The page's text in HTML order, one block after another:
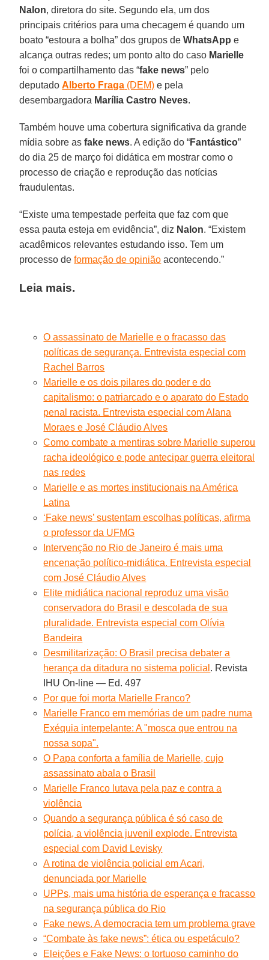
Nalon, diretora do site. Segundo ela, um dos
principais critérios para uma checagem é quando um
boato “estoura a bolha” dos grupos deWhatsApp e
alcança outras redes; um ponto alto do caso Marielle
foi o compartilhamento das “fake news” pelo
deputadoAlberto Fraga (DEM) e pela
desembargadora Marília Castro Neves.
Também houve uma cobertura significativa da grande
mídia sobre asfake news. A edição do “Fantástico”
do dia 25 de março foi didática em mostrar como o
processo de criação e reprodução das notícias
fraudulentas.
“Existe uma tempestade perfeita que faz com que
essa pauta esteja em evidência”, diz Nalon. “Existem
acadêmicos relevantes estudando isso. Tem um
processo de formação de opinião acontecendo.”
Leia mais.
O assassinato de Marielle e o fracasso das
políticas de segurança. Entrevista especial com
Rachel Barros
Marielle e os dois pilares do poder e do
capitalismo: o patriarcado e o aparato do Estado
penal racista. Entrevista especial com Alana
Moraes e José Cláudio Alves
Como combate a mentiras sobre Marielle superou
racha ideológico e pode antecipar guerra eleitoral
nas redes
Marielle e as mortes institucionais na América
Latina
‘Fake news’ sustentam escolhas políticas, afirma
o professor da UFMG
Intervenção no Rio de Janeiro é mais uma
encenação político-midiática. Entrevista especial
com José Cláudio Alves
Elite midiática nacional reproduz uma visão
conservadora do Brasil e descolada de sua
pluralidade. Entrevista especial com Olívia
Bandeira
Desmilitarização: O Brasil precisa debater a
herança da ditadura no sistema policial . Revista
IHU On-line — Ed. 497
Por que foi morta Marielle Franco?
Marielle Franco em memórias de um padre numa
Exéquia interpelante: A "mosca que entrou na
nossa sopa".
O Papa conforta a família de Marielle, cujo
assassinato abala o Brasil
Marielle Franco lutava pela paz e contra a
violência
Quando a segurança pública é só caso de
polícia, a violência juvenil explode. Entrevista
especial com David Levisky
A rotina de violência policial em Acari,
denunciada por Marielle
UPPs, mais uma história de esperança e fracasso
na segurança pública do Rio
Fake news. A democracia tem um problema grave
“Combate às fake news”: ética ou espetáculo?
Eleições e Fake News: o tortuoso caminho do